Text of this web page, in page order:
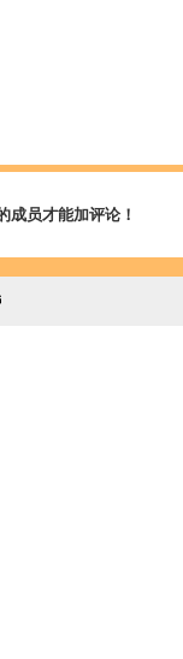
成员才能加评论！